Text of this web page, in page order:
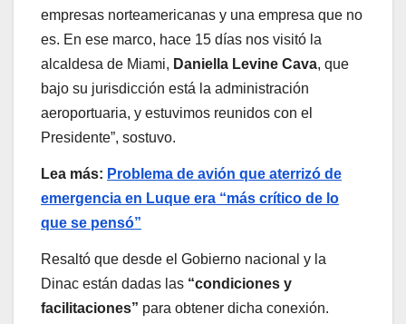
empresas norteamericanas y una empresa que no
es. En ese marco, hace 15 días nos visitó la
alcaldesa de Miami, Daniella Levine Cava, que
bajo su jurisdicción está la administración
aeroportuaria, y estuvimos reunidos con el
Presidente”, sostuvo.
Lea más: Problema de avión que aterrizó de
emergencia en Luque era “más crítico de lo
que se pensó”
Resaltó que desde el Gobierno nacional y la
Dinac están dadas las “condiciones y
facilitaciones” para obtener dicha conexión.